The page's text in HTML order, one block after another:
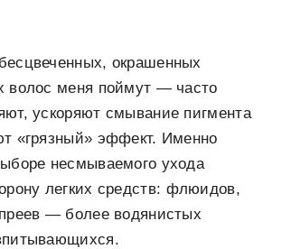
окрашенных
волос меня поймут — часто
ускоряют смывание пигмента
«грязный» эффект. Именно
несмываемого ухода
легких средств: флюидов,
— более водянистых